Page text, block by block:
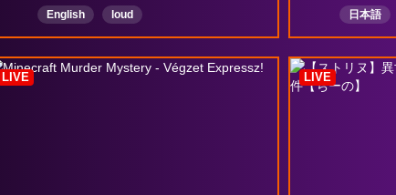
English loud 日本語
アドバイ
LIVE LIVE